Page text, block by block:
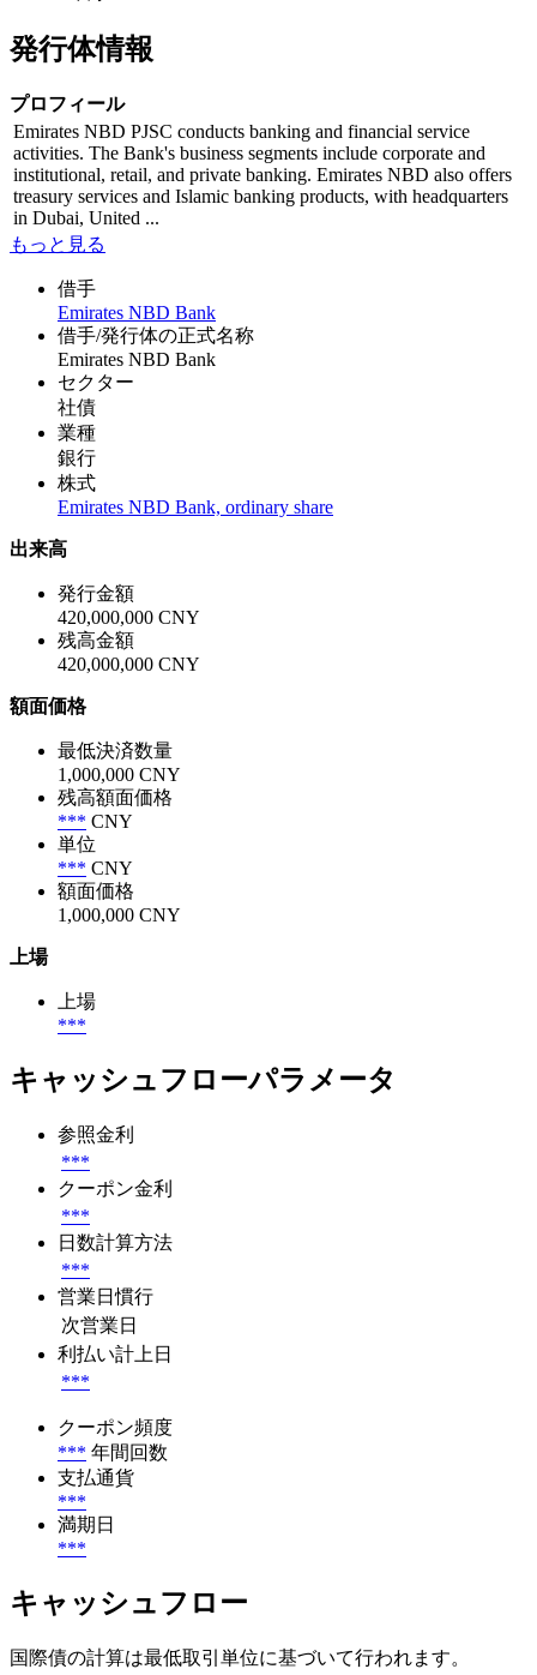
発行体情報
プロフィール
Emirates NBD PJSC conducts banking and financial service
activities. The Bank's business segments include corporate and
institutional, retail, and private banking. Emirates NBD also offers
treasury services and Islamic banking products, with headquarters
in Dubai, United ...
もっと見る
借手
Emirates NBD Bank
借手/発行体の正式名称
Emirates NBD Bank
セクター
社債
業種
銀行
株式
Emirates NBD Bank, ordinary share
出来高
発行金額
420,000,000 CNY
残高金額
420,000,000 CNY
額面価格
最低決済数量
1,000,000 CNY
残高額面価格
*** CNY
単位
*** CNY
額面価格
1,000,000 CNY
上場
上場
***
キャッシュフローパラメータ
参照金利
***
クーポン金利
***
日数計算方法
***
営業日慣行
次営業日
利払い計上日
***
クーポン頻度
*** 年間回数
支払通貨
***
満期日
***
キャッシュフロー
国際債の計算は最低取引単位に基づいて行われます。